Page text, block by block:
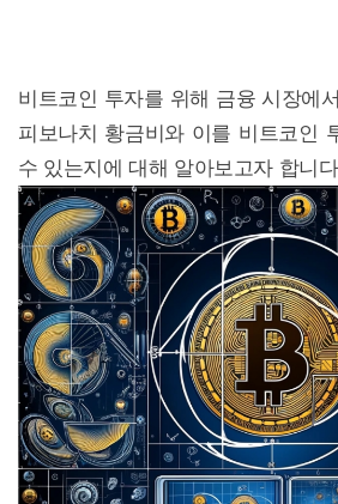
비트코인 투자를 위해 금융 시장에
피보나치 황금비와 이를 비트코인
수 있는지에 대해 알아보고자 합니